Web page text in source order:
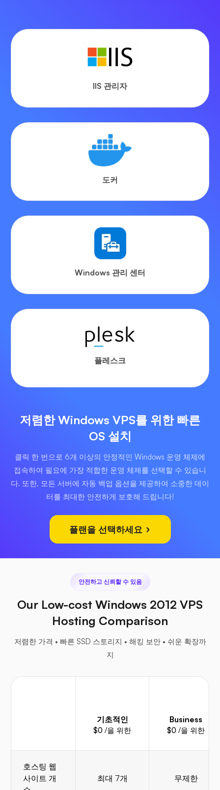
IIS 관리자
도커
Windows 관리 센터
플레스크
저렴한 Windows VPS를 위한 빠른
OS 설치
클릭 한 번으로 6개 이상의 안정적인 Windows 운영 체제에
접속하여 필요에 가장 적합한 운영 체제를 선택할 수 있습니
다. 또한, 모든 서버에 자동 백업 옵션을 제공하여 소중한 데이
터를 최대한 안전하게 보호해 드립니다!
플랜을 선택하세요
안전하고 신뢰할 수 있음
Our Low-cost Windows 2012 VPS
Hosting Comparison
저렴한 가격 • 빠른 SSD 스토리지 • 해킹 보안 • 쉬운 확장까
지
기초적인
$0 /을 위한
Business
$0 /을 위한
호스팅 웹
사이트 개
최대 7개 무제한